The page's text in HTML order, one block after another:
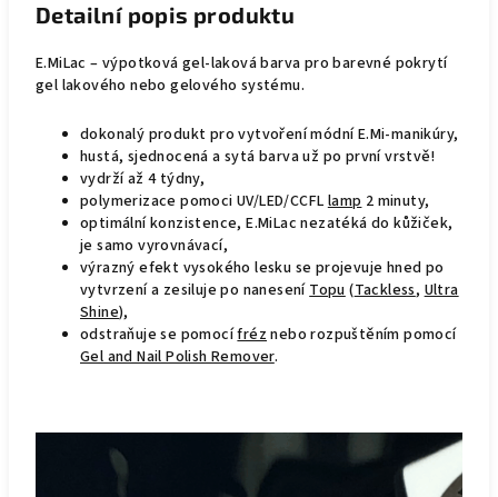
Detailní popis produktu
E.MiLac – výpotková gel-laková barva pro barevné pokrytí
gel lakového nebo gelového systému.
dokonalý produkt pro vytvoření módní E.Mi-manikúry,
hustá, sjednocená a sytá barva už po první vrstvě!
vydrží až 4 týdny,
polymerizace pomoci UV/LED/CCFLlamp2 minuty,
optimální konzistence, E.MiLac nezatéká do kůžiček,
je samo vyrovnávací,
výrazný efekt vysokého lesku se projevuje hned po
vytvrzení a zesiluje po naneseníTopu(Tackless,Ultra
Shine),
odstraňuje se pomocífréznebo rozpuštěním pomocí
Gel and Nail Polish Remover.